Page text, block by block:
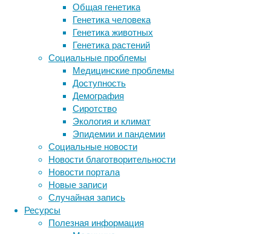
Общая генетика
Генетика человека
Генетика животных
Генетика растений
Социальные проблемы
Медицинские проблемы
Доступность
Демография
Сиротство
Экология и климат
Эпидемии и пандемии
Социальные новости
Новости благотворительности
Новости портала
Новые записи
Случайная запись
Ресурсы
Полезная информация
способа
передвижения.
природе
более
мелкие
животные
часто
прикрепляются
к
более